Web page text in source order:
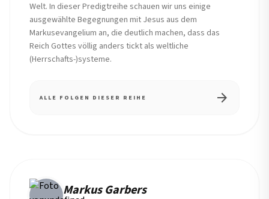
Welt. In dieser Predigtreihe schauen wir uns einige
ausgewählte Begegnungen mit Jesus aus dem
Markusevangelium an, die deutlich machen, dass das
Reich Gottes völlig anders tickt als weltliche
(Herrschafts-)systeme.
ALLE FOLGEN DIESER REIHE arrow_forward
Markus Garbers